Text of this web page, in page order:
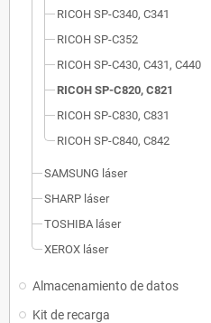
RICOH SP-C340, C341
RICOH SP-C352
RICOH SP-C430, C431, C440
RICOH SP-C820, C821
RICOH SP-C830, C831
RICOH SP-C840, C842
SAMSUNG láser
SHARP láser
TOSHIBA láser
XEROX láser
Almacenamiento de datos
Kit de recarga